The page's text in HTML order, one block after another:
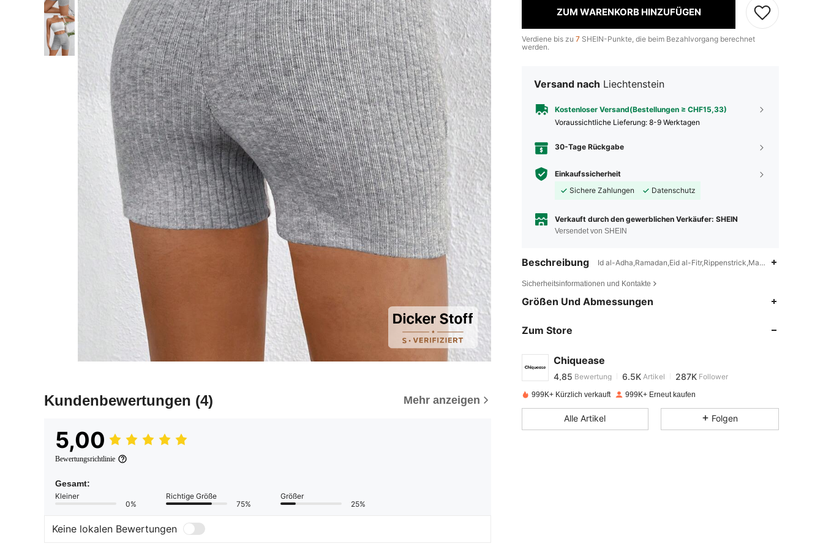
Kundenbewertungen (4) Mehr anzeigen
5,00
Bewertungsrichtlinie
Gesamt:
Kleiner
0%
Richtige Größe
75%
Größer
25%
Keine lokalen Bewertungen
ZUM WARENKORB HINZUFÜGEN
Verdiene bis zu 7 SHEIN-Punkte, die beim Bezahlvorgang berechnet
werden.
Versand nach Liechtenstein
Kostenloser Versand(Bestellungen ≥ CHF15,33)
Voraussichtliche Lieferung: 8-9 Werktagen
30-Tage Rückgabe
Einkaufssicherheit
Sichere Zahlungen
Datenschutz
Verkauft durch den gewerblichen Verkäufer: SHEIN
Versendet von SHEIN
Beschreibung Id al-Adha,Ramadan,Eid al-Fitr,Rippenstrick,Maschinenwäsche,
Sicherheitsinformationen und Kontakte
Größen Und Abmessungen
Zum Store
Chiquease
4,85 6.5K
4,85
4,85 6.5K 287K
p***abezahltVor 1 Tag
4,85 6.5K 287K
999K+ Kürzlich verkauft 999K+ Erneut kaufen
Alle Artikel Folgen